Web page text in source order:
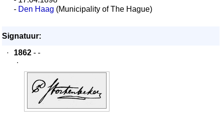
- Den Haag (Municipality of The Hague)
Signatuur:
·
1862 - -
·